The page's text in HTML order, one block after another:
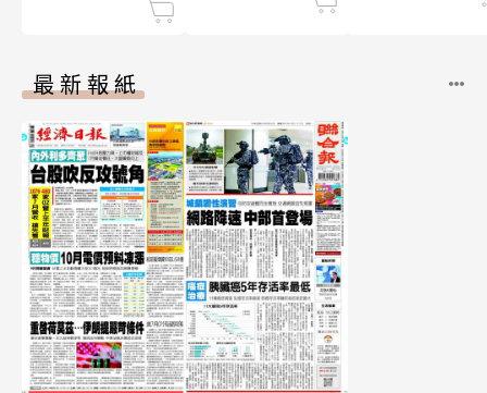
最新報紙